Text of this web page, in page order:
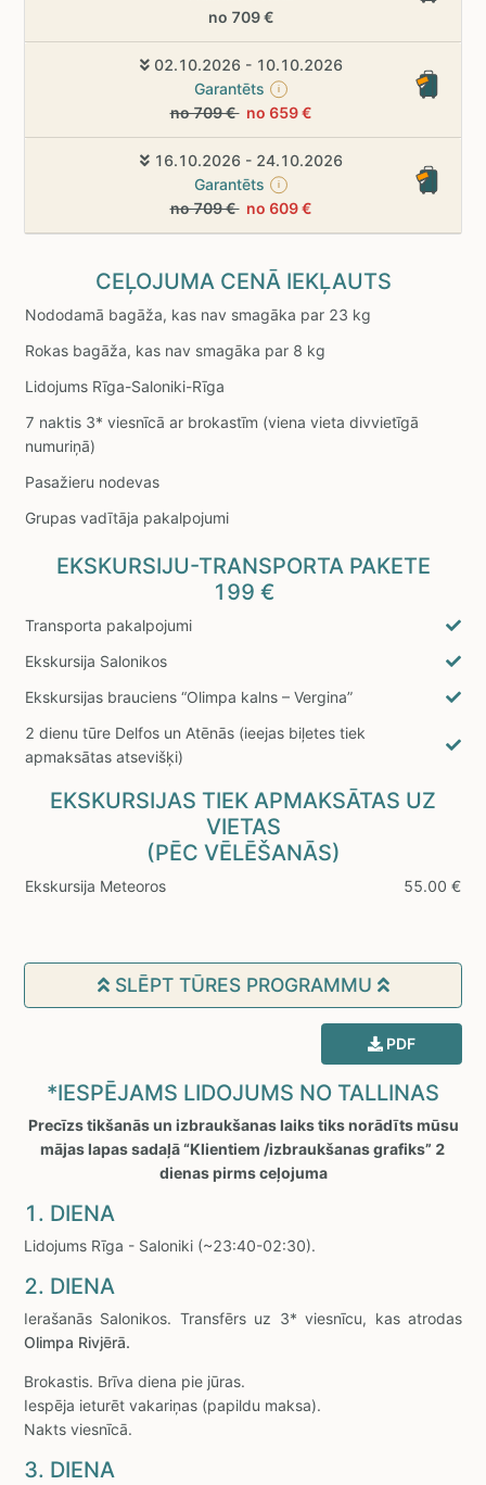
no 709 €
02.10.2026 - 10.10.2026
Garantēts
i
no 709 €no 659 €
16.10.2026 - 24.10.2026
Garantēts
i
no 709 €no 609 €
CEĻOJUMA CENĀ IEKĻAUTS
Nododamā bagāža, kas nav smagāka par 23 kg
Rokas bagāža, kas nav smagāka par 8 kg
Lidojums Rīga-Saloniki-Rīga
7 naktis 3* viesnīcā ar brokastīm (viena vieta divvietīgā
numuriņā)
Pasažieru nodevas
Grupas vadītāja pakalpojumi
EKSKURSIJU-TRANSPORTA PAKETE
199 €
Transporta pakalpojumi
Ekskursija Salonikos
Ekskursijas brauciens “Olimpa kalns – Vergina”
2 dienu tūre Delfos un Atēnās (ieejas biļetes tiek
apmaksātas atsevišķi)
EKSKURSIJAS TIEK APMAKSĀTAS UZ
VIETAS
(PĒC VĒLĒŠANĀS)
Ekskursija Meteoros 55.00 €
SLĒPT TŪRES PROGRAMMU
PDF
*IESPĒJAMS LIDOJUMS NO TALLINAS
Precīzs tikšanās un izbraukšanas laiks tiks norādīts mūsu
mājas lapas sadaļā “Klientiem /izbraukšanas grafiks” 2
dienas pirms ceļojuma
1. DIENA
Lidojums Rīga - Saloniki (~23:40-02:30).
2. DIENA
Ierašanās Salonikos. Transfērs uz 3* viesnīcu, kas atrodas
Olimpa Rivjērā.
Brokastis. Brīva diena pie jūras.
Iespēja ieturēt vakariņas (papildu maksa).
Nakts viesnīcā.
3. DIENA